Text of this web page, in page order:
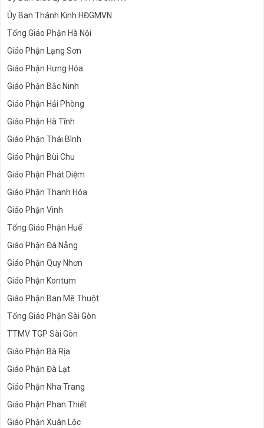
Ủy Ban Thánh Kinh HĐGMVN
Tổng Giáo Phận Hà Nội
Giáo Phận Lạng Sơn
Giáo Phận Hưng Hóa
Giáo Phận Bắc Ninh
Giáo Phận Hải Phòng
Giáo Phận Hà Tĩnh
Giáo Phận Thái Bình
Giáo Phận Bùi Chu
Giáo Phận Phát Diệm
Giáo Phận Thanh Hóa
Giáo Phận Vinh
Tổng Giáo Phận Huế
Giáo Phận Đà Nẵng
Giáo Phận Quy Nhơn
Giáo Phận Kontum
Giáo Phận Ban Mê Thuột
Tổng Giáo Phận Sài Gòn
TTMV TGP Sài Gòn
Giáo Phận Bà Rịa
Giáo Phận Đà Lạt
Giáo Phận Nha Trang
Giáo Phận Phan Thiết
Giáo Phận Xuân Lộc